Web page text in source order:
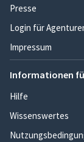
Presse
Login für
Impressum
Informationen
Hilfe
Wissenswertes